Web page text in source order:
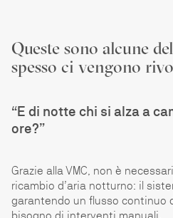
Queste sono alcune
spesso ci vengono
“E di notte chi si alza a
ore?”
Grazie alla VMC, non è
ricambio d’aria notturno: il
garantendo un flusso continuo